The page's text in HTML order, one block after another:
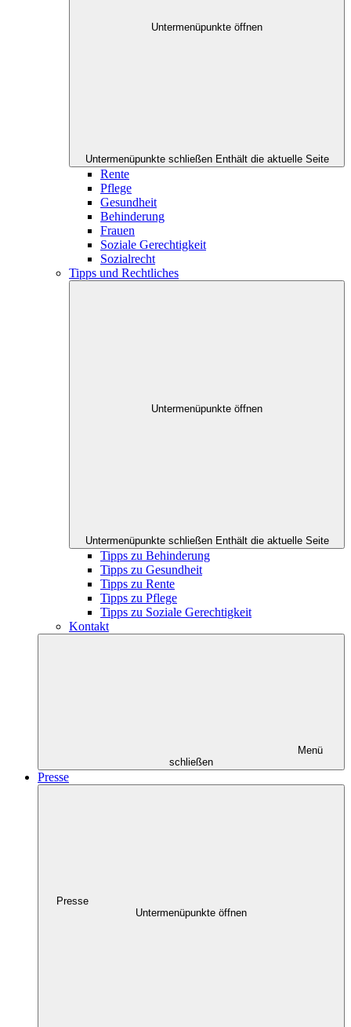
Untermenüpunkte öffnen
Untermenüpunkte schließen Enthält die aktuelle Seite
Rente
Pflege
Gesundheit
Behinderung
Frauen
Soziale Gerechtigkeit
Sozialrecht
Tipps und Rechtliches
Untermenüpunkte öffnen
Untermenüpunkte schließen Enthält die aktuelle Seite
Tipps zu Behinderung
Tipps zu Gesundheit
Tipps zu Rente
Tipps zu Pflege
Tipps zu Soziale Gerechtigkeit
Kontakt
Menü
schließen
Presse
Presse
Untermenüpunkte öffnen